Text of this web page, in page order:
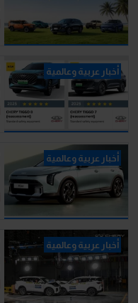
أخبار عربية وعالمية
أخبار عربية وعالمية
أخبار عربية وعالمية